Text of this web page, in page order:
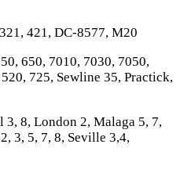
421, DC-8577, M20
650, 7010, 7030, 7050,
725, Sewline 35, Practick,
8, London 2, Malaga 5, 7,
3, 5, 7, 8, Seville 3,4,